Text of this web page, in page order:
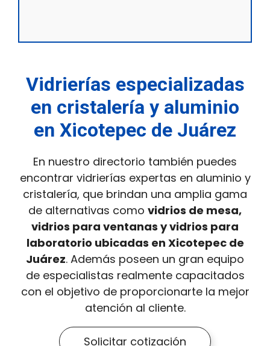
Vidrierías especializadas
en cristalería y aluminio
en Xicotepec de Juárez
En nuestro directorio también puedes
encontrar vidrierías expertas en aluminio y
cristalería, que brindan una amplia gama
de alternativas como vidrios de mesa,
vidrios para ventanas y vidrios para
laboratorio ubicadas en Xicotepec de
Juárez. Además poseen un gran equipo
de especialistas realmente capacitados
con el objetivo de proporcionarte la mejor
atención al cliente.
Solicitar cotización